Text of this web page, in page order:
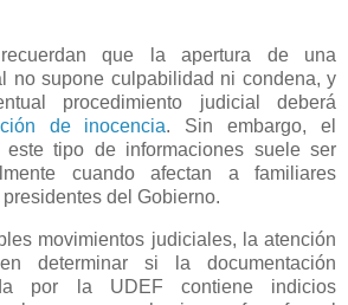
que la apertura de una
no supone culpabilidad ni condena, y
procedimiento judicial deberá
de inocencia. Sin embargo, el
tipo de informaciones suele ser
cuando afectan a familiares
del Gobierno.
movimientos judiciales, la atención
determinar si la documentación
por la UDEF contiene indicios